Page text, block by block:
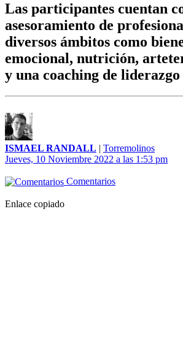
Las participantes cuentan
asesoramiento de
diversos ámbitos como
emocional, nutrición,
y una coaching de liderazgo
ISMAEL RANDALL | Torremolinos
Jueves, 10 Noviembre 2022 a las 1:53 pm
Comentarios
Enlace copiado